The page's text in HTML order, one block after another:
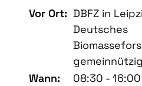
Vor Ort: DBFZ in
Deutsches
Wann:
08:30 - 16:00